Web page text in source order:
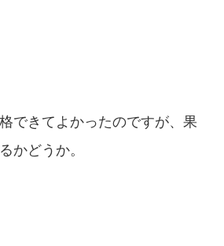
できてよかったのですが、果
かどうか。